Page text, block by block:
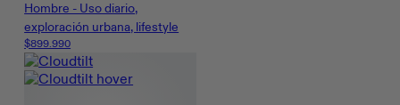
Hombre - Uso diario,
exploración urbana, lifestyle
$899.990